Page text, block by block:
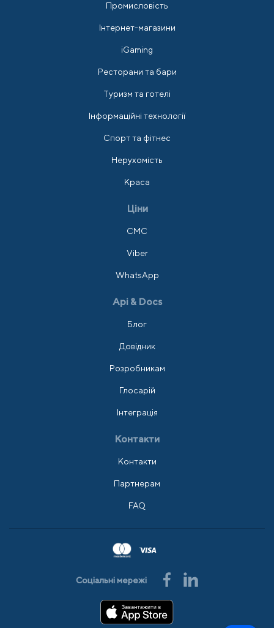
Промисловість
Інтернет-магазини
iGaming
Ресторани та бари
Туризм та готелі
Інформаційні технології
Спорт та фітнес
Нерухомість
Краса
Ціни
СМС
Viber
WhatsApp
Api & Docs
Блог
Довідник
Розробникам
Глосарій
Інтеграція
Контакти
Контакти
Партнерам
FAQ
Соціальні мережі